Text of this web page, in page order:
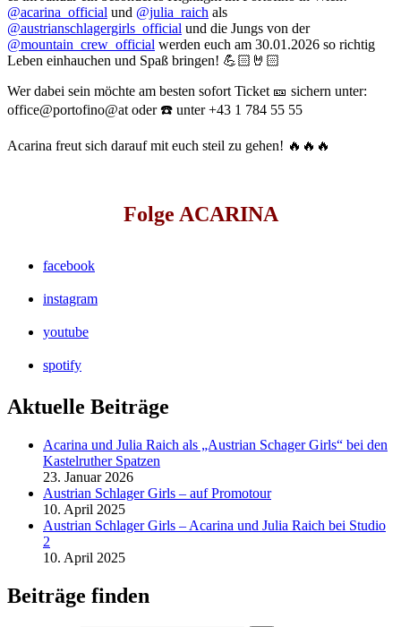
@acarina_official und @julia_raich als
@austrianschlagergirls_official und die Jungs von der
@mountain_crew_official werden euch am 30.01.2026 so richtig
Leben einhauchen und Spaß bringen! 💪🏻🤘🏻
Wer dabei sein möchte am besten sofort Ticket 🎫 sichern unter:
office@portofino@at oder ☎️ unter +43 1 784 55 55
Acarina freut sich darauf mit euch steil zu gehen! 🔥🔥🔥
Folge ACARINA
facebook
instagram
youtube
spotify
Aktuelle Beiträge
Acarina und Julia Raich als „Austrian Schager Girls“ bei den
Kastelruther Spatzen
23. Januar 2026
Austrian Schlager Girls – auf Promotour
10. April 2025
Austrian Schlager Girls – Acarina und Julia Raich bei Studio
2
10. April 2025
Beiträge finden